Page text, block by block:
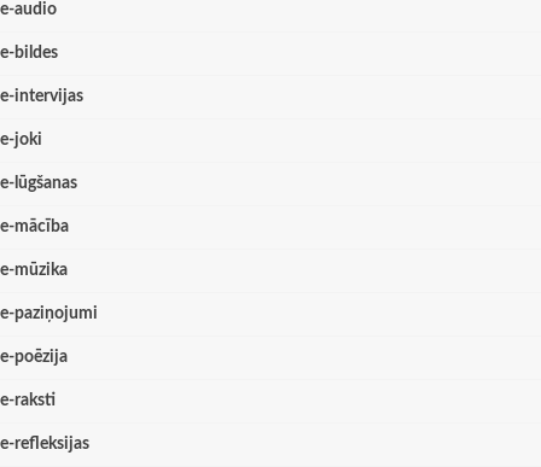
e-audio
e-bildes
e-intervijas
e-joki
e-lūgšanas
e-mācība
e-mūzika
e-paziņojumi
e-poēzija
e-raksti
e-refleksijas